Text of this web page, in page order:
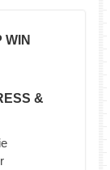
WIN
&